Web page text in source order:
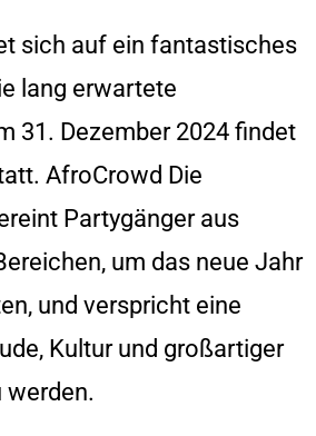
sich auf ein fantastisches
lang erwartete
31. Dezember 2024 findet
AfroCrowd Die
Partygänger aus
um das neue Jahr
und verspricht eine
Kultur und großartiger
werden.